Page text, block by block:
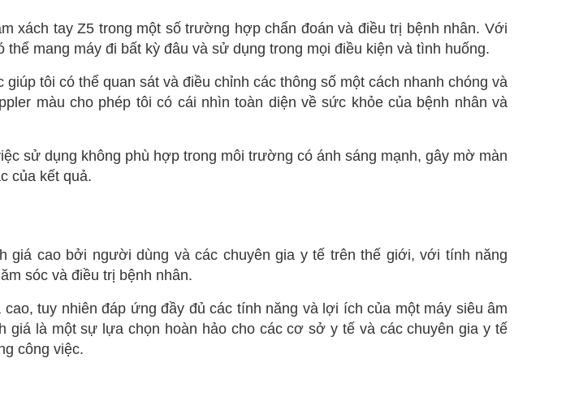
xách tay Z5 trong một số trường hợp chẩn đoán và điều trị bệnh nhân. Với
mang máy đi bất kỳ đâu và sử dụng trong mọi điều kiện và tình huống.
tôi có thể quan sát và điều chỉnh các thông số một cách nhanh chóng và
màu cho phép tôi có cái nhìn toàn diện về sức khỏe của bệnh nhân và
sử dụng không phù hợp trong môi trường có ánh sáng mạnh, gây mờ màn
của kết quả.
giá cao bởi người dùng và các chuyên gia y tế trên thế giới, với tính năng
sóc và điều trị bệnh nhân.
tuy nhiên đáp ứng đầy đủ các tính năng và lợi ích của một máy siêu âm
giá là một sự lựa chọn hoàn hảo cho các cơ sở y tế và các chuyên gia y tế
công việc.